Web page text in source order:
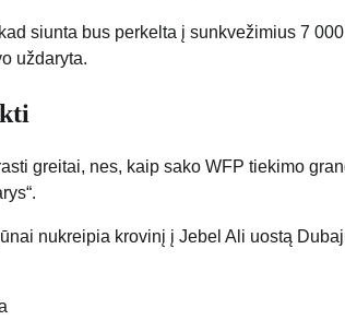
siunta bus perkelta į sunkvežimius 7
uždaryta.
greitai, nes, kaip sako WFP tiekimo
nukreipia krovinį į Jebel Ali uostą